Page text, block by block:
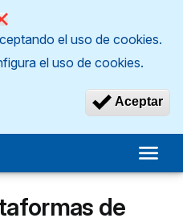
el uso de cookies.
el uso de cookies.
Aceptar
de